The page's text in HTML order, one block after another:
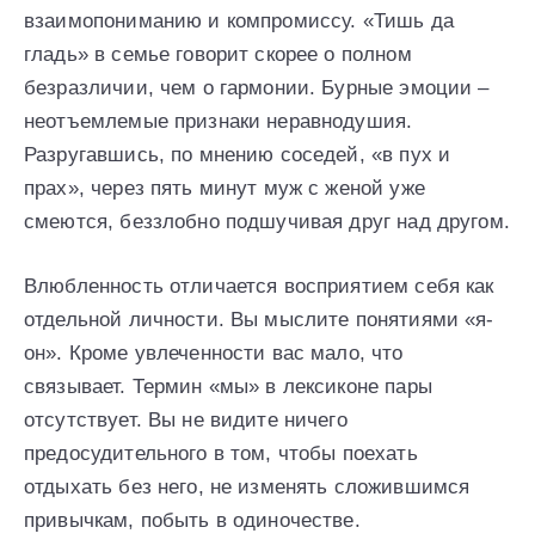
взаимопониманию и компромиссу. «Тишь да
гладь» в семье говорит скорее о полном
безразличии, чем о гармонии. Бурные эмоции –
неотъемлемые признаки неравнодушия.
Разругавшись, по мнению соседей, «в пух и
прах», через пять минут муж с женой уже
смеются, беззлобно подшучивая друг над другом.
Влюбленность отличается восприятием себя как
отдельной личности. Вы мыслите понятиями «я-
он». Кроме увлеченности вас мало, что
связывает. Термин «мы» в лексиконе пары
отсутствует. Вы не видите ничего
предосудительного в том, чтобы поехать
отдыхать без него, не изменять сложившимся
привычкам, побыть в одиночестве.